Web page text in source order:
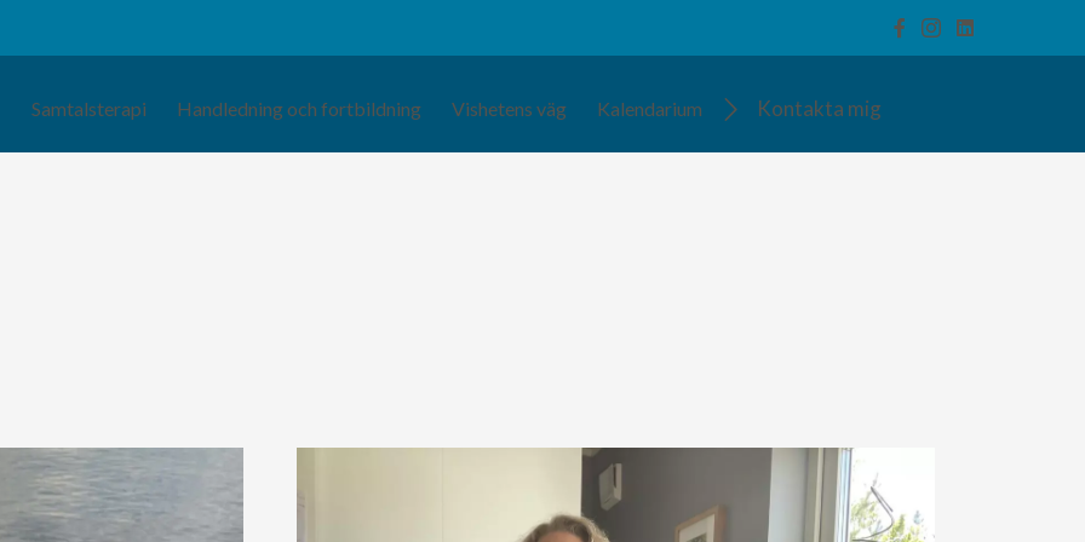
Samtalsterapi Handledning och fortbildning Vishetens väg Kalendarium Kontakta mig